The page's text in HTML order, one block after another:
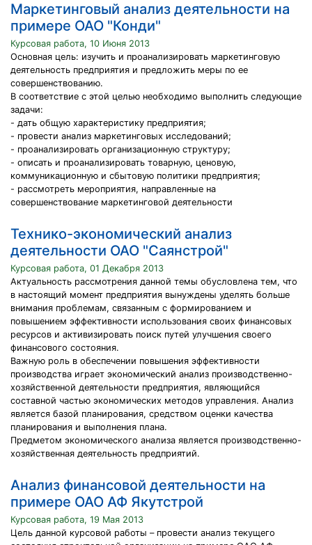
Маркетинговый анализ деятельности на
примере ОАО "Конди"
Курсовая работа, 10 Июня 2013
Основная цель: изучить и проанализировать маркетинговую
деятельность предприятия и предложить меры по ее
совершенствованию.
В соответствие с этой целью необходимо выполнить следующие
задачи:
- дать общую характеристику предприятия;
- провести анализ маркетинговых исследований;
- проанализировать организационную структуру;
- описать и проанализировать товарную, ценовую,
коммуникационную и сбытовую политики предприятия;
- рассмотреть мероприятия, направленные на
совершенствование маркетинговой деятельности
Технико-экономический анализ
деятельности ОАО "Саянстрой"
Курсовая работа, 01 Декабря 2013
Актуальность рассмотрения данной темы обусловлена тем, что
в настоящий момент предприятия вынуждены уделять больше
внимания проблемам, связанным с формированием и
повышением эффективности использования своих финансовых
ресурсов и активизировать поиск путей улучшения своего
финансового состояния.
Важную роль в обеспечении повышения эффективности
производства играет экономический анализ производственно-
хозяйственной деятельности предприятия, являющийся
составной частью экономических методов управления. Анализ
является базой планирования, средством оценки качества
планирования и выполнения плана.
Предметом экономического анализа является производственно-
хозяйственная деятельность предприятий.
Анализ финансовой деятельности на
примере ОАО АФ Якутстрой
Курсовая работа, 19 Мая 2013
Цель данной курсовой работы – провести анализ текущего